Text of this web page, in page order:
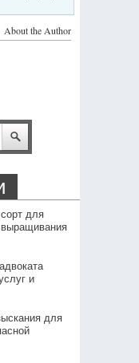
About the Author
для
выращивания
и
для